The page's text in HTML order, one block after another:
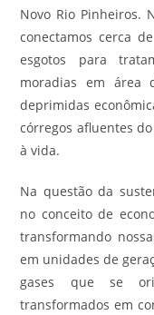
Novo Rio Pinheiros.
conectamos cerca
esgotos para
moradias em área
deprimidas
córregos afluentes
à vida.
Na questão da
no conceito de
transformando
em unidades de
gases que se
transformados em